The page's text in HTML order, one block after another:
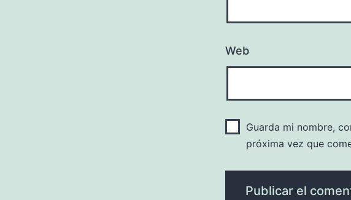
Web
Guarda mi nombre,
próxima vez que